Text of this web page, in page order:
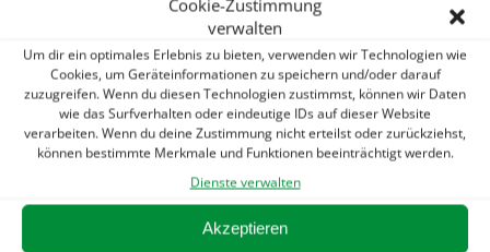
Cookie-Zustimmung
verwalten
Um dir ein optimales Erlebnis zu bieten, verwenden wir Technologien wie
Cookies, um Geräteinformationen zu speichern und/oder darauf
zuzugreifen. Wenn du diesen Technologien zustimmst, können wir Daten
wie das Surfverhalten oder eindeutige IDs auf dieser Website
verarbeiten. Wenn du deine Zustimmung nicht erteilst oder zurückziehst,
können bestimmte Merkmale und Funktionen beeinträchtigt werden.
Dienste verwalten
Akzeptieren
teilen teilen teilen
teilen E-Mail drucken
Beitragsnavigation
Beitrag:
macht der Mai auch